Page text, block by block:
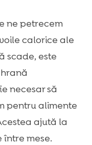
ne petrecem
calorice ale
scade, este
necesar să
pentru alimente
ajută la
mese.